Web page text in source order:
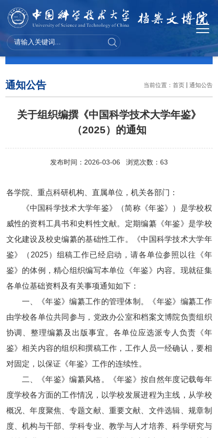
通知公告
通知公告 当前位置： 首页 通知公告
关于组织编撰《中国科学技术大学年鉴》
（2025）的通知
发布时间：2026-03-06 浏览次数： 63
各学院、重点科研机构、直属单位，机关各部门：
《中国科学技术大学年鉴》（简称《年鉴》）是学校权
威性的资料工具书和史料性文献。定期编纂《年鉴》是学校
文化建设及校史编纂的基础性工作。《中国科学技术大学年
鉴》（ 2025）组稿工作已经启动，请各单位参照以往《年
鉴》的体例，精心组织编写本单位《年鉴》内容。现就征集
各单位基础资料及有关事项通知如下：
一、《年鉴》编纂工作的管理体制。《年鉴》编纂工作
由学校各单位共同参与，党政办公室和档案文博院负责组织
协调、整理编纂及出版事宜。各单位应选派专人负责《年
鉴》相关内容的组织和撰稿工作，工作人员一经确认，要相
对固定，以保证《年鉴》工作的连续性。
二、《年鉴》编纂风格。《年鉴》按自然年度记载每年
度学校各方面的工作情况，以学校发展进程为主线，从学校
概况、年度聚焦、专题文献、重要文献、文件选辑、规章制
度、机构与干部、学科专业、教学与人才培养、科学研究与